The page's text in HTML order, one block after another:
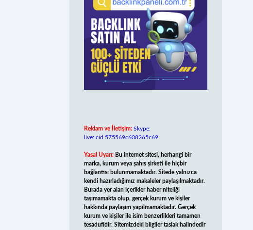
Reklam ve İletişim: Skype:
live:.cid.575569c608265c69
Yasal Uyarı: Bu internet sitesi, herhangi bir
marka, kurum veya şahıs şirketi ile hiçbir
bağlantısı bulunmamaktadır. Sitede yalnızca
kendi hazırladığımız makaleler paylaşılmaktadır.
Burada yer alan içerikler haber niteliği
taşımamakta olup, gerçek kurum ve kişiler
hakkında paylaşım yapılmamaktadır. Gerçek
kurum ve kişiler ile isim benzerlikleri tamamen
tesadüfidir. Sitemizdeki bilgiler taslak halindedir